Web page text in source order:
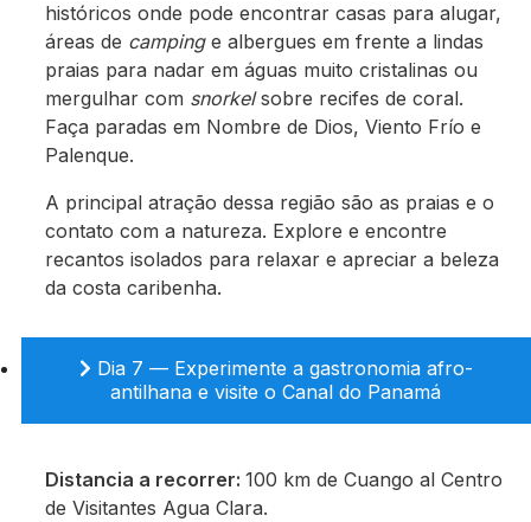
históricos onde pode encontrar casas para alugar,
áreas de campinge albergues em frente a lindas
praias para nadar em águas muito cristalinas ou
mergulhar com snorkelsobre recifes de coral.
Faça paradas em Nombre de Dios, Viento Frío e
Palenque.
A principal atração dessa região são as praias e o
contato com a natureza. Explore e encontre
recantos isolados para relaxar e apreciar a beleza
da costa caribenha.
Dia 7 — Experimente a gastronomia afro-
antilhana e visite o Canal do Panamá
Distancia a recorrer: 100 km de Cuango al Centro
de Visitantes Agua Clara.